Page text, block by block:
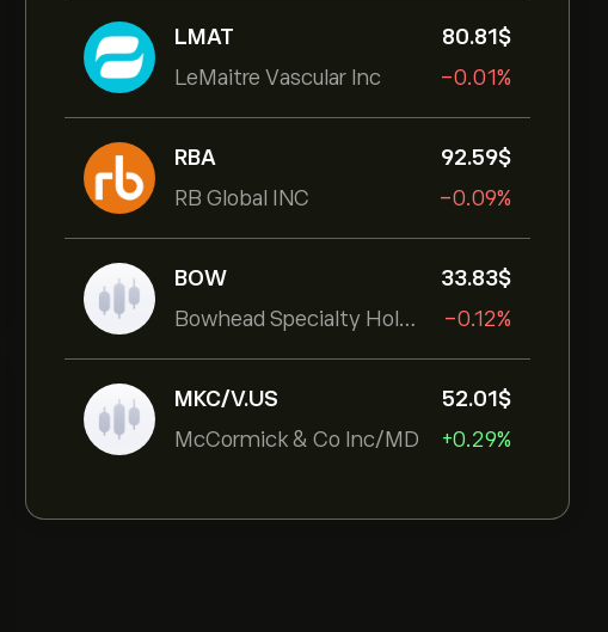
LMAT
LeMaitre Vascular Inc
80.81‎$‎
-0.01%
RBA
RB Global INC
92.59‎$‎
-0.09%
BOW
Bowhead Specialty Holdings Inc
33.83‎$‎
-0.12%
MKC/V.US
McCormick & Co Inc/MD
52.01‎$‎
+0.29%